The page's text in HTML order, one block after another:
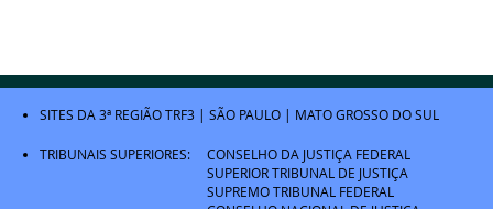
SITES DA 3ª REGIÃOTRF3 | SÃO PAULO | MATO GROSSO DO SUL
TRIBUNAIS SUPERIORES:
CONSELHO DA JUSTIÇA FEDERAL
SUPERIOR TRIBUNAL DE JUSTIÇA
SUPREMO TRIBUNAL FEDERAL